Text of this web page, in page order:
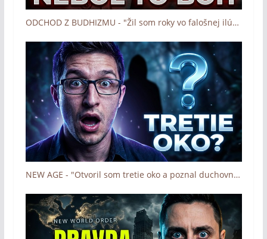
ODCHOD Z BUDHIZMU - "Žil som roky vo falošnej ilúzii" (Boh zázrakov - Človek a dotyk Lásky)
NEW AGE - "Otvoril som tretie oko a poznal duchovných vodcov" (Boh zázrakov - Človek a dotyk Lásky)